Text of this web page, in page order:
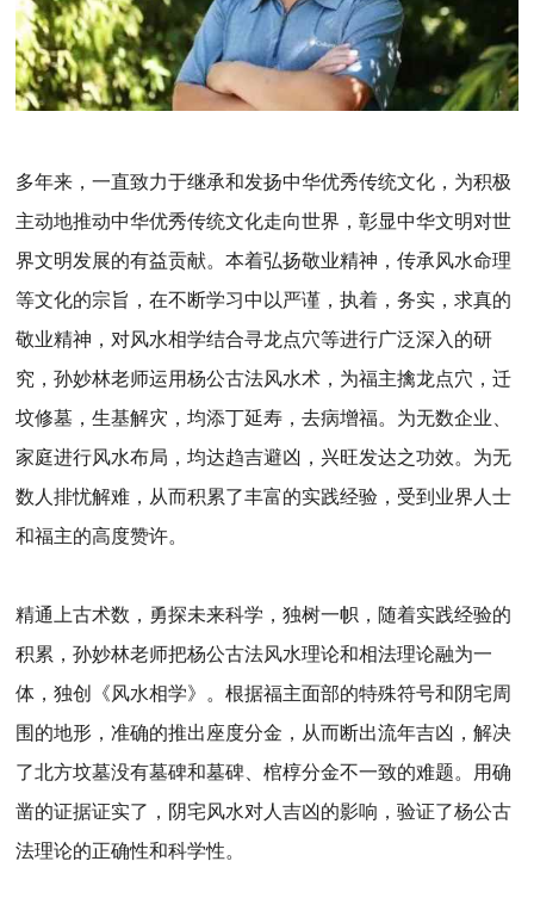
多年来，一直致力于继承和发扬中华优秀传统文化，为积极
主动地推动中华优秀传统文化走向世界，彰显中华文明对世
界文明发展的有益贡献。本着弘扬敬业精神，传承风水命理
等文化的宗旨，在不断学习中以严谨，执着，务实，求真的
敬业精神，对风水相学结合寻龙点穴等进行广泛深入的研
究，孙妙林老师运用杨公古法风水术，为福主擒龙点穴，迁
坟修墓，生基解灾，均添丁延寿，去病增福。为无数企业、
家庭进行风水布局，均达趋吉避凶，兴旺发达之功效。为无
数人排忧解难，从而积累了丰富的实践经验，受到业界人士
和福主的高度赞许。
精通上古术数，勇探未来科学，独树一帜，随着实践经验的
积累，孙妙林老师把杨公古法风水理论和相法理论融为一
体，独创《风水相学》。根据福主面部的特殊符号和阴宅周
围的地形，准确的推出座度分金，从而断出流年吉凶，解决
了北方坟墓没有墓碑和墓碑、棺椁分金不一致的难题。用确
凿的证据证实了，阴宅风水对人吉凶的影响，验证了杨公古
法理论的正确性和科学性。